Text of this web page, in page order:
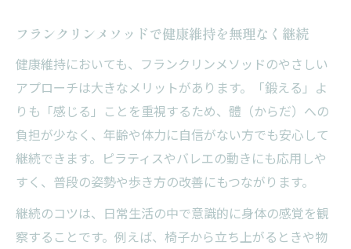
フランクリンメソッドで健康維持を無理なく継続
健康維持においても、フランクリンメソッドのやさしい
アプローチは大きなメリットがあります。「鍛える」よ
りも「感じる」ことを重視するため、體（からだ）への
負担が少なく、年齢や体力に自信がない方でも安心して
継続できます。ピラティスやバレエの動きにも応用しや
すく、普段の姿勢や歩き方の改善にもつながります。
継続のコツは、日常生活の中で意識的に身体の感覚を観
察することです。例えば、椅子から立ち上がるときや物